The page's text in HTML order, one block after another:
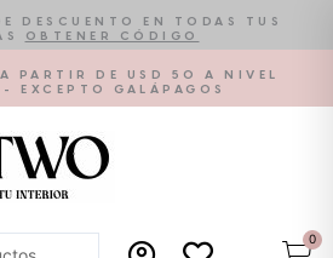
DESCUENTO EN TODAS TUS
OBTENER CÓDIGO
PARTIR DE USD 50 A NIVEL
EXCEPTO GALÁPAGOS
0